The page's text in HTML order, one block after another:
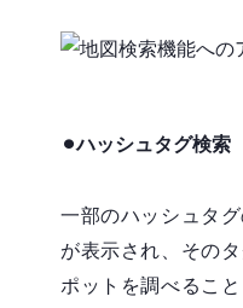
⚫︎ハッシュタグ検索
一部のハッシュタ
が表示され、その
ポットを調べるこ